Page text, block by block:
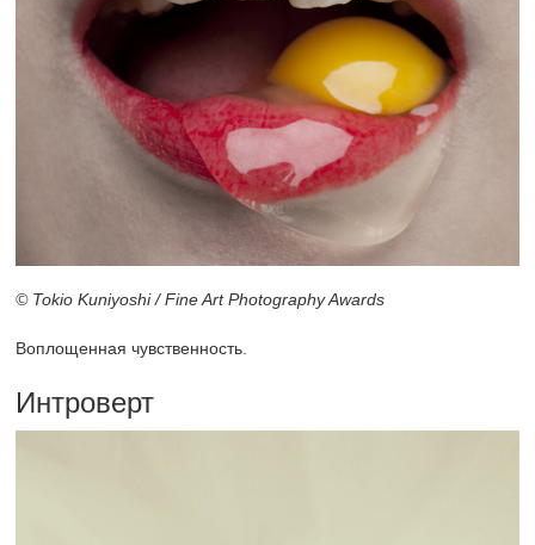
© Tokio Kuniyoshi / Fine Art Photography Awards
Воплощенная чувственность.
Интроверт